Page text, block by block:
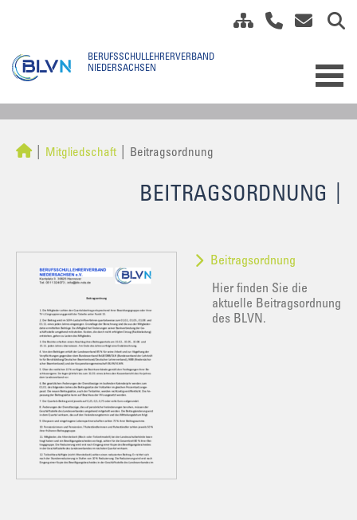
Mitgliedschaft Beitragsordnung
BEITRAGSORDNUNG
Beitragsordnung
Hier finden Sie die
aktuelle Beitragsordnung
des BLVN.